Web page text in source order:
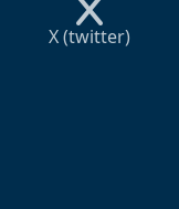
X (twitter)